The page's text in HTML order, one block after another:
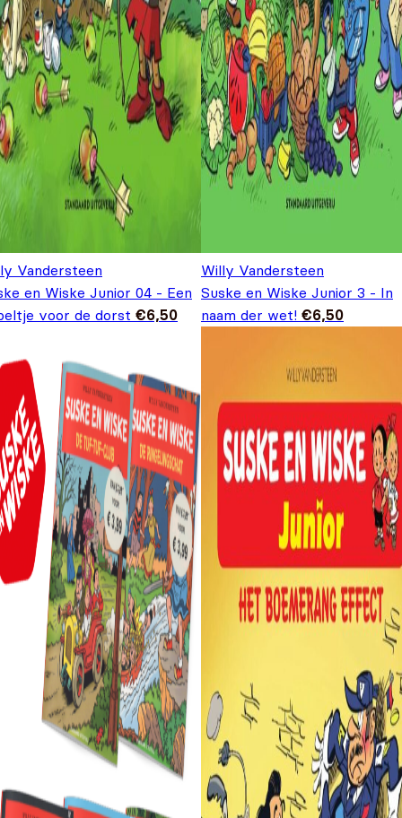
Vandersteen
en Wiske Junior 04 - Een
voor de dorst €6,50
Willy Vandersteen
Suske en Wiske Junior 3 - In
naam der wet! €6,50